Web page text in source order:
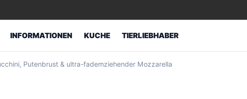
INFORMATIONEN KUCHE TIERLIEBHABER
Putenbrust & ultra-fademziehender Mozzarella